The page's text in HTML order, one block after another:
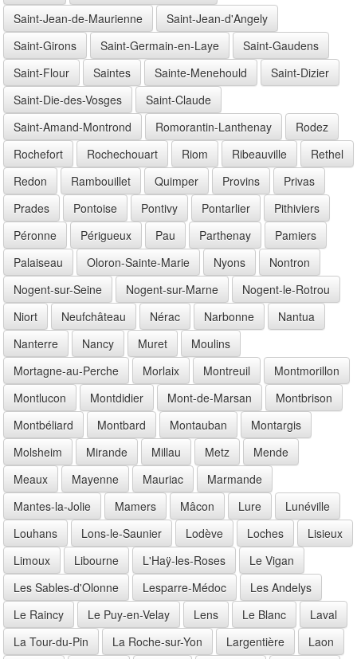
Saint-Jean-de-Maurienne
Saint-Jean-d'Angely
Saint-Girons
Saint-Germain-en-Laye
Saint-Gaudens
Saint-Flour
Saintes Sainte-Menehould
Saint-Dizier
Saint-Die-des-Vosges
Saint-Claude
Saint-Amand-Montrond
Romorantin-Lanthenay
Rodez
Rochefort
Rochechouart Riom Ribeauville
Rethel
Redon
Rambouillet Quimper Provins
Privas
Prades
Pontoise Pontivy Pontarlier
Pithiviers
Péronne
Périgueux Pau Parthenay
Pamiers
Palaiseau
Oloron-Sainte-Marie Nyons
Nontron
Nogent-sur-Seine
Nogent-sur-Marne
Nogent-le-Rotrou
Niort
Neufchâteau Nérac Narbonne
Nantua
Nanterre
Nancy Muret
Moulins
Mortagne-au-Perche
Morlaix Montreuil
Montmorillon
Montlucon
Montdidier Mont-de-Marsan
Montbrison
Montbéliard
Montbard Montauban
Montargis
Molsheim
Mirande Millau Metz
Mende
Meaux
Mayenne Mauriac
Marmande
Mantes-la-Jolie
Mamers Mâcon Lure
Lunéville
Louhans
Lons-le-Saunier Lodève Loches
Lisieux
Limoux
Libourne L'Haÿ-les-Roses
Le Vigan
Les Sables-d'Olonne
Lesparre-Médoc
Les Andelys
Le Raincy
Le Puy-en-Velay Lens Le Blanc
Laval
La Tour-du-Pin
La Roche-sur-Yon Largentière Laon